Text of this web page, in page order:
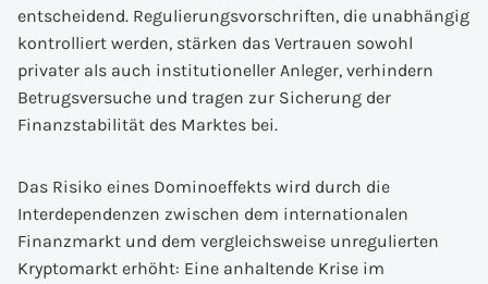
entscheidend. Regulierungsvorschriften, die unabhängig
kontrolliert werden, stärken das Vertrauen sowohl
privater als auch institutioneller Anleger, verhindern
Betrugsversuche und tragen zur Sicherung der
Finanzstabilität des Marktes bei.
Das Risiko eines Dominoeffekts wird durch die
Interdependenzen zwischen dem internationalen
Finanzmarkt und dem vergleichsweise unregulierten
Kryptomarkt erhöht: Eine anhaltende Krise im